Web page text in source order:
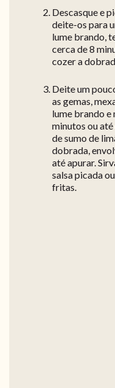
Descasque e
deite-os para
lume brando,
cerca de 8
cozer a
Deite um
as gemas,
lume brando e
minutos ou
de sumo de
dobrada,
até apurar.
salsa picada
fritas.